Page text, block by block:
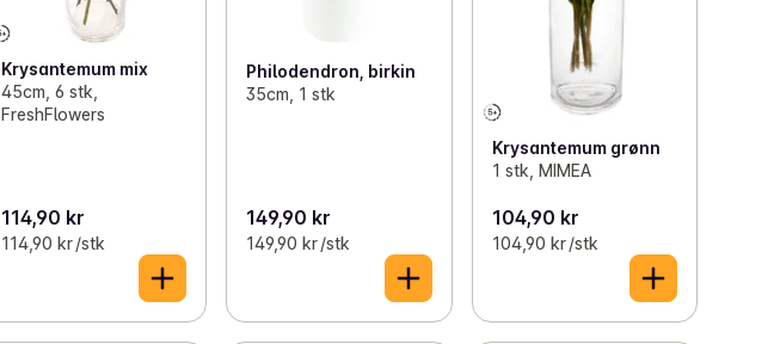
Krysantemum mix
45cm, 6 stk,
FreshFlowers
114,90 kr
114,90 kr /stk
Philodendron, birkin
35cm, 1 stk
149,90 kr
149,90 kr /stk
Krysantemum grønn
1 stk, MIMEA
104,90 kr
104,90 kr /stk